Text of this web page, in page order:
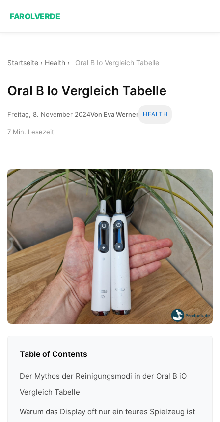
FAROLVERDE
Startseite › Health › Oral B Io Vergleich Tabelle
Oral B Io Vergleich Tabelle
Freitag, 8. November 2024Von Eva Werner HEALTH
7 Min. Lesezeit
Table of Contents
Der Mythos der Reinigungsmodi in der Oral B iO
Vergleich Tabelle
Warum das Display oft nur ein teures Spielzeug ist